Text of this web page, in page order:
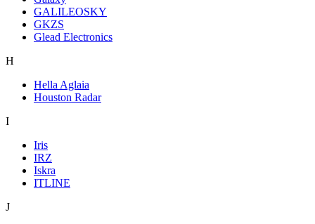
GALILEOSKY
GKZS
Glead Electronics
H
Hella Aglaia
Houston Radar
I
Iris
IRZ
Iskra
ITLINE
J